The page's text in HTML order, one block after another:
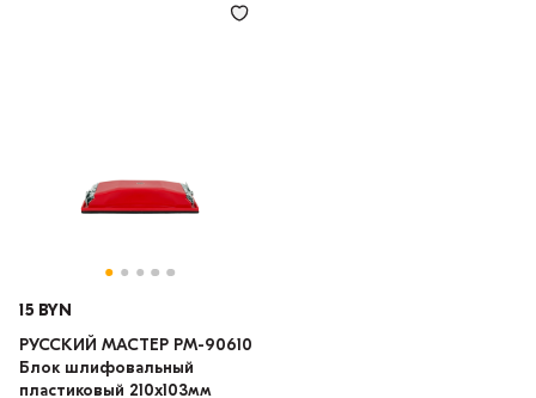
15 BYN
РУССКИЙ МАСТЕР РМ-90610
Блок шлифовальный
пластиковый 210х103мм